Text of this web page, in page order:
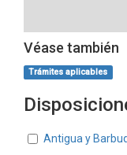
Véase también
Trámites aplicables
Antigua y